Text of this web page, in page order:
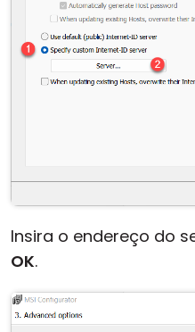
Insira o endereço do
OK.